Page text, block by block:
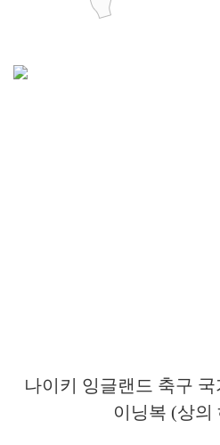
나이키 잉글랜드 축구
이닝복 (상의